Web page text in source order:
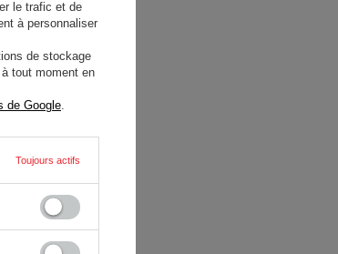
le trafic et de
à personnaliser
de stockage
tout moment en
de Google.
Toujours actifs